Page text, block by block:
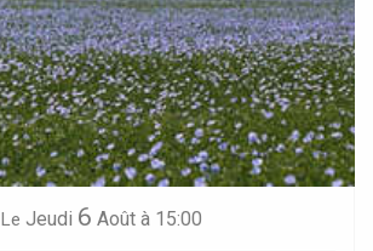
Le Jeudi 6 Août à 15:00